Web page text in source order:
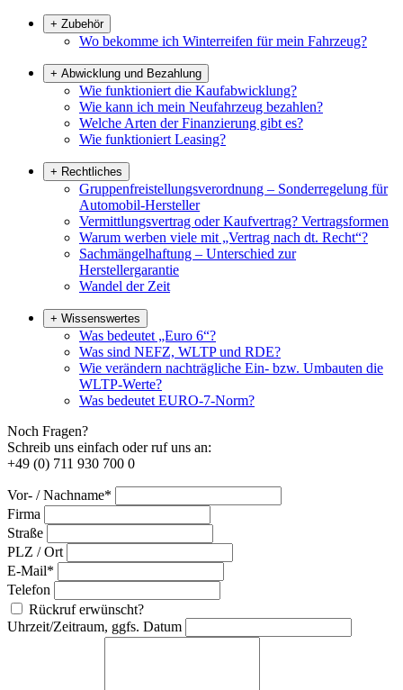
+ Zubehör
Wo bekomme ich Winterreifen für mein Fahrzeug?
+ Abwicklung und Bezahlung
Wie funktioniert die Kaufabwicklung?
Wie kann ich mein Neufahrzeug bezahlen?
Welche Arten der Finanzierung gibt es?
Wie funktioniert Leasing?
+ Rechtliches
Gruppenfreistellungsverordnung – Sonderregelung für
Automobil-Hersteller
Vermittlungsvertrag oder Kaufvertrag? Vertragsformen
Warum werben viele mit „Vertrag nach dt. Recht“?
Sachmängelhaftung – Unterschied zur
Herstellergarantie
Wandel der Zeit
+ Wissenswertes
Was bedeutet „Euro 6“?
Was sind NEFZ, WLTP und RDE?
Wie verändern nachträgliche Ein- bzw. Umbauten die
WLTP-Werte?
Was bedeutet EURO-7-Norm?
Noch Fragen?
Schreib uns einfach oder ruf uns an:
+49 (0) 711 930 700 0
Vor- / Nachname*
Firma
Straße
PLZ / Ort
E-Mail*
Telefon
Rückruf erwünscht?
Uhrzeit/Zeitraum, ggfs. Datum